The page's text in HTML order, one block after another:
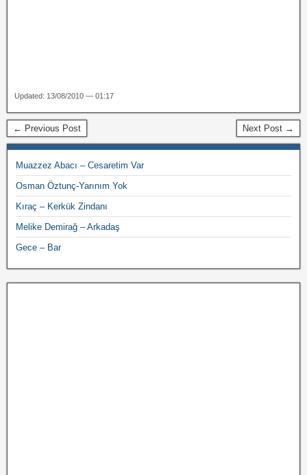
Updated: 13/08/2010 — 01:17
← Previous Post Next Post →
Muazzez Abacı – Cesaretim Var
Osman Öztunç-Yarınım Yok
Kıraç – Kerkük Zindanı
Melike Demirağ – Arkadaş
Gece – Bar